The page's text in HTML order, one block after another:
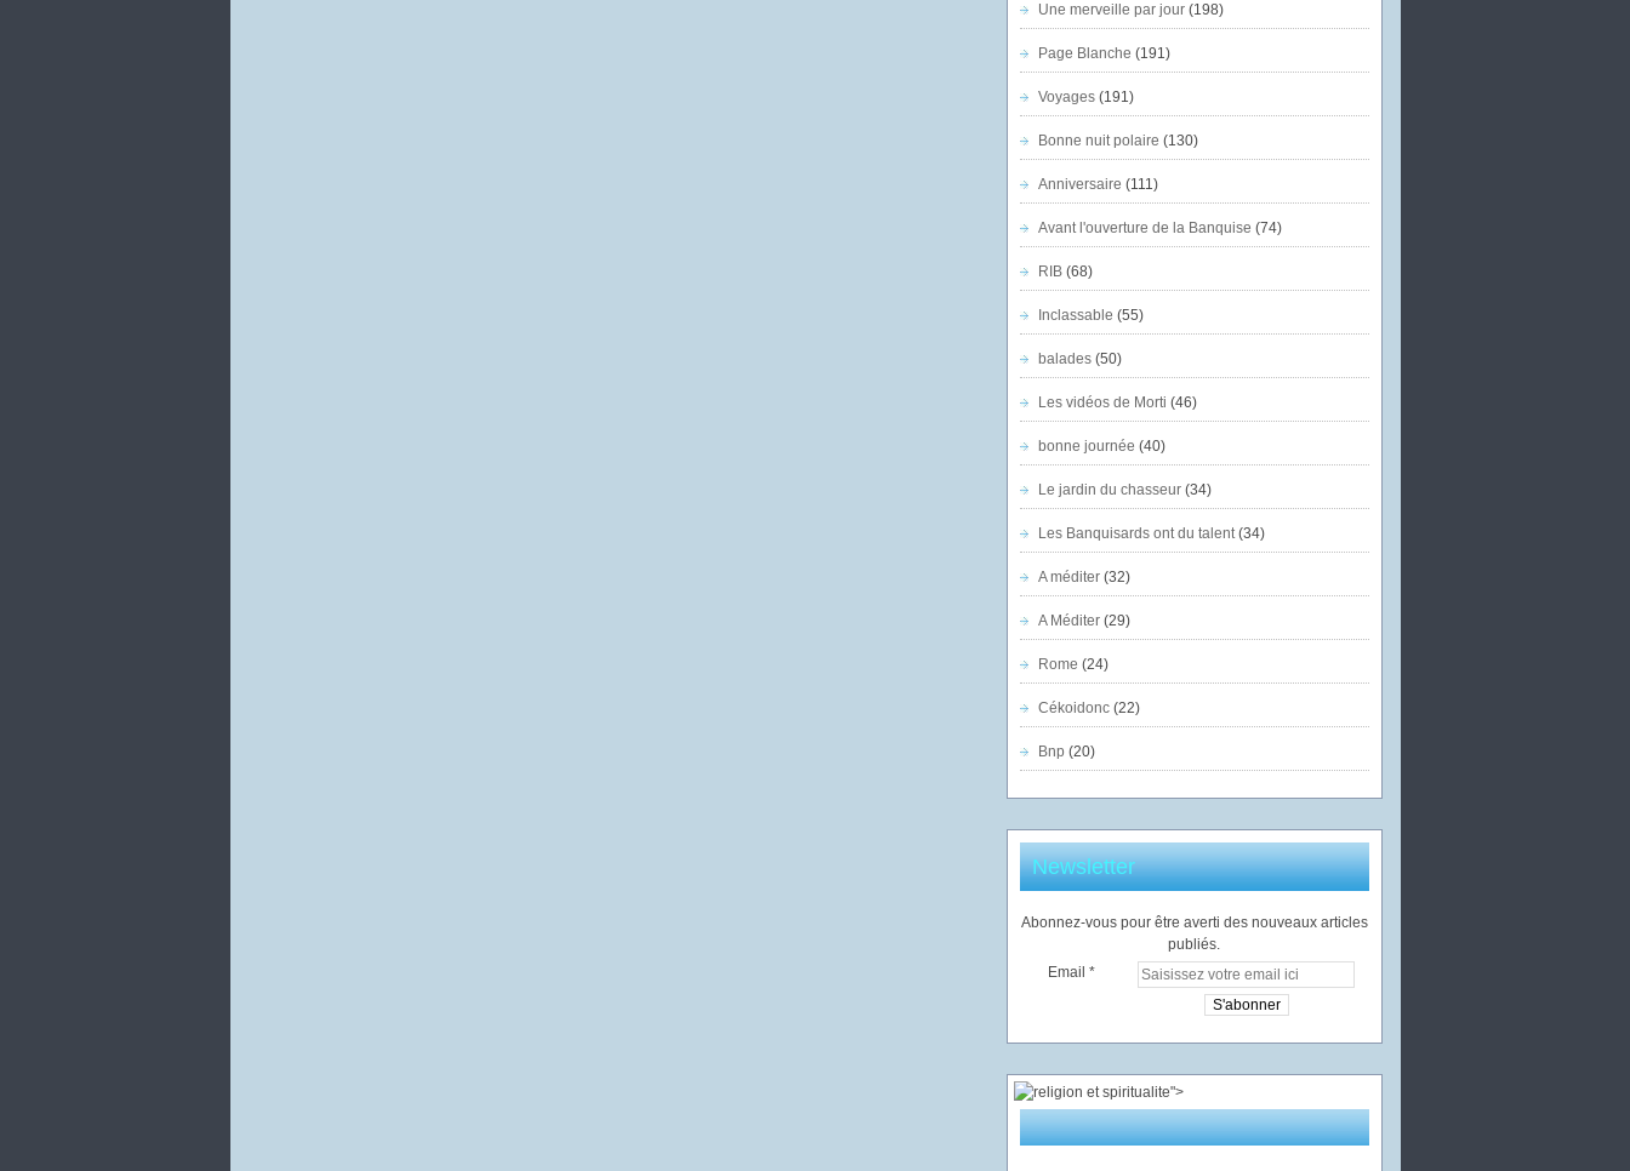
Une merveille par jour(198)
Page Blanche (191)
Voyages(191)
Bonne nuit polaire (130)
Anniversaire (111)
Avant l'ouverture de la Banquise (74)
RIB(68)
Inclassable (55)
balades(50)
Les vidéos de Morti (46)
bonne journée (40)
Le jardin du chasseur(34)
Les Banquisards ont du talent(34)
A méditer(32)
A Méditer(29)
Rome (24)
Cékoidonc(22)
Bnp (20)
Newsletter
Abonnez-vous pour être averti des nouveaux articles
publiés.
Email
">